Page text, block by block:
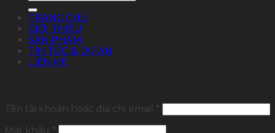
TRANG CHỦ
GIỚI THIỆU
SẢN PHẨM
TIN TỨC & DỰ ÁN
LIÊN HỆ
Tên tài khoản hoặc địa chỉ email
*
Mật khẩu *